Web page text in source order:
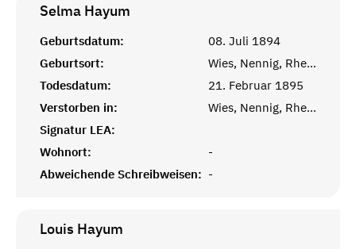
Selma Hayum
Geburtsdatum:
08. Juli 1894
Geburtsort:
Wies, Nennig, Rheinprovinz
Todesdatum:
21. Februar 1895
Verstorben in:
Wies, Nennig, Rheinprovinz
Signatur LEA:
Wohnort:
-
Abweichende Schreibweisen: -
Louis Hayum